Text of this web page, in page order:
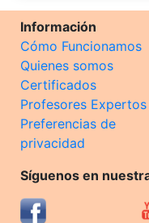
Información
Cómo Funcionamos
Quienes somos
Certificados
Profesores Expertos
Preferencias de
privacidad
Síguenos en